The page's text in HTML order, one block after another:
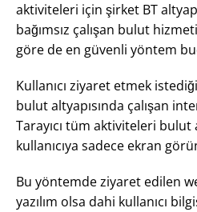
aktiviteleri için şirket BT
bağımsız çalışan bulut
göre de en güvenli yöntem
Kullanıcı ziyaret etmek
bulut altyapısında çalışan
Tarayıcı tüm aktiviteleri bulut
kullanıcıya sadece ekran
Bu yöntemde ziyaret edilen
yazılım olsa dahi kullanıcı